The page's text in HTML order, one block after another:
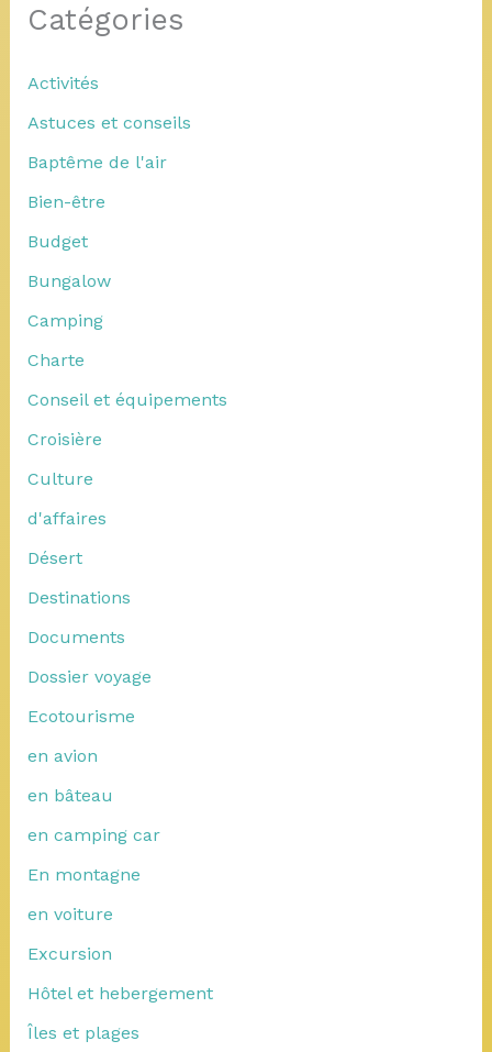
Catégories
Activités
Astuces et conseils
Baptême de l'air
Bien-être
Budget
Bungalow
Camping
Charte
Conseil et équipements
Croisière
Culture
d'affaires
Désert
Destinations
Documents
Dossier voyage
Ecotourisme
en avion
en bâteau
en camping car
En montagne
en voiture
Excursion
Hôtel et hebergement
Îles et plages